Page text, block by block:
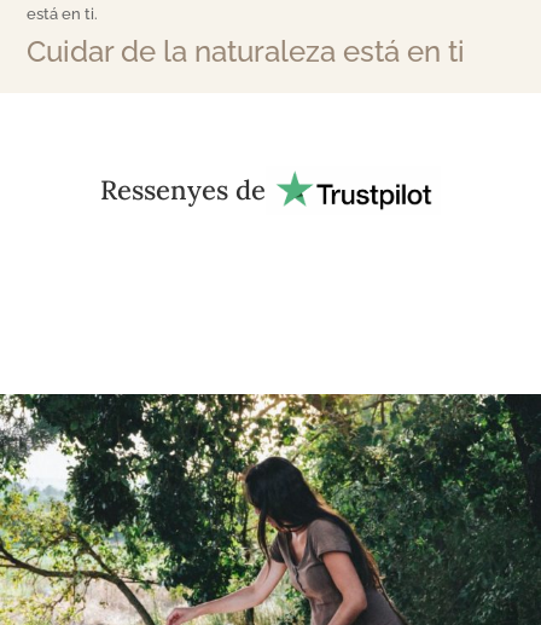
está en ti.
Cuidar de la naturaleza está en ti
Ressenyes de